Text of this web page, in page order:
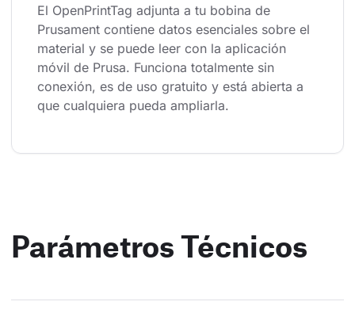
El OpenPrintTag adjunta a tu bobina de
Prusament contiene datos esenciales sobre el
material y se puede leer con la aplicación
móvil de Prusa. Funciona totalmente sin
conexión, es de uso gratuito y está abierta a
que cualquiera pueda ampliarla.
Parámetros Técnicos